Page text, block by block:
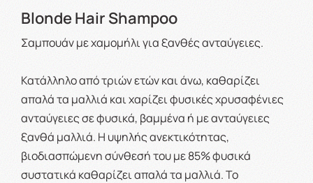
Blonde Hair Shampoo
Σαμπουάν με χαμομήλι για ξανθές ανταύγειες.
Κατάλληλο από τριών ετών και άνω, καθαρίζει
απαλά τα μαλλιά και χαρίζει φυσικές χρυσαφένιες
ανταύγειες σε φυσικά, βαμμένα ή με ανταύγειες
ξανθά μαλλιά. Η υψηλής ανεκτικότητας,
βιοδιασπώμενη σύνθεσή του με 85% φυσικά
συστατικά καθαρίζει απαλά τα μαλλιά. Το